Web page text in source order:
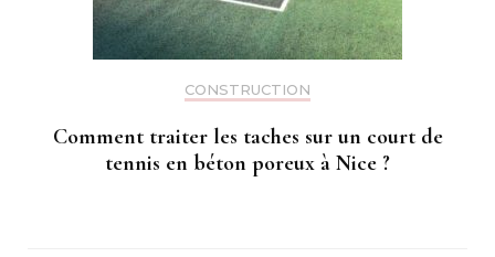
CONSTRUCTION
Comment traiter les taches sur un court de
tennis en béton poreux à Nice ?